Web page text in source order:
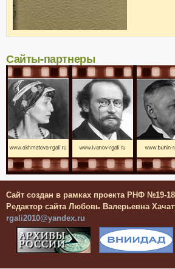
Сайты-партнеры
Сайт создан в рамках проекта РНФ №19-
Редактор сайта Любовь Валерьевна
rgali2010@yandex.ru